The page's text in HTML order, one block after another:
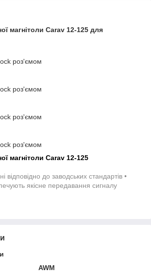
магнітоли Carav 12-125 для
роз'ємом
роз'ємом
роз'ємом
роз'ємом
магнітоли Carav 12-125
відповідно до заводських стандартів •
якісне передавання сигналу
AWM